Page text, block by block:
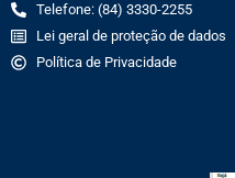
Telefone: (84) 3330-2255
Lei geral de proteção de dados
Política de Privacidade